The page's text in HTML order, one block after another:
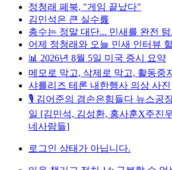
정청래 페북, "게임 끝났다"
김민석은 큰 실수릃
총수는 정말 대단... 민새를 완전 텀
어제 정청래와 오늘 민새 인터뷰
📊 2026년 8월 5일 미국 증시 요약
메모로 막고, 삭제로 막고, 활동중
샤를리즈 테론 내한행사 의상 사진
🎙️ 김어준의 겸손은힘들다 뉴스공
일 [김민석, 김성환, 홍사훈X주진
네사람들]
로그인 상태가 아닙니다.